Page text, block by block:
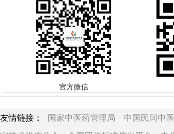
官方微信
友情链接： 国家中医药管理局
中国民间中